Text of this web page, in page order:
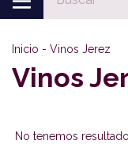
Inicio - Vinos Jerez
Vinos
No tenemos